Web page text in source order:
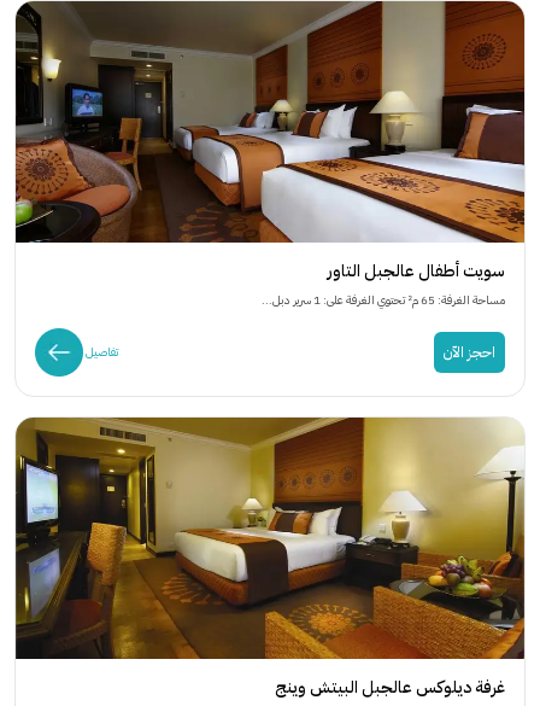
سويت أطفال عالجبل التاور
مساحة الغرفة: 65 م² تحتوي الغرفة على: 1 سرير دبل...
احجز الآن تفاصيل
غرفة ديلوكس عالجبل البيتش وينج